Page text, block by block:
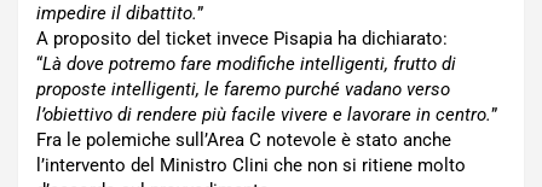
impedire il dibattito.”
A proposito del ticket invece Pisapia ha dichiarato:
“Là dove potremo fare modifiche intelligenti, frutto di
proposte intelligenti, le faremo purché vadano verso
l’obiettivo di rendere più facile vivere e lavorare in centro.”
Fra le polemiche sull’Area C notevole è stato anche
l’intervento del Ministro Clini che non si ritiene molto